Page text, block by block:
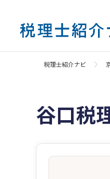
税理士紹介ナビ
谷口税